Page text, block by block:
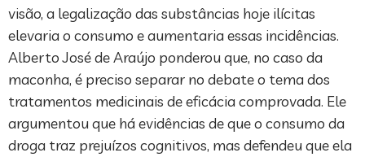
visão, a legalização das substâncias hoje ilícitas
elevaria o consumo e aumentaria essas incidências.
Alberto José de Araújo ponderou que, no caso da
maconha, é preciso separar no debate o tema dos
tratamentos medicinais de eficácia comprovada. Ele
argumentou que há evidências de que o consumo da
droga traz prejuízos cognitivos, mas defendeu que ela